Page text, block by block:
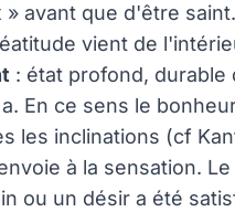
avant que d'être saint.
vient de
: état profond, durable
En ce sens le
les inclinations (cf
à la sensation.
ou un désir a été